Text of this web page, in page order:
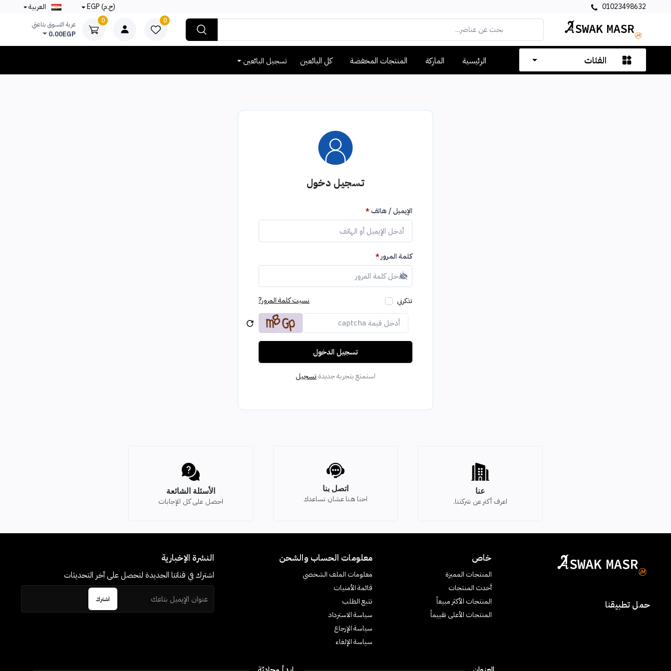
01023498632 (ج.م) EGP العربية
0
0 عربة التسوق بتاعتي
0.00EGP
الفئات الرئيسية الماركة المنتجات المخفضة كل البائعين تسجيل البائعين
تسجيل دخول
الإيميل / هاتف*
كلمة المرور*
عرض كلمة المرور
تذكرني نسيت كلمة المرور?
تسجيل الدخول
استمتع بتجربة جديدة تسجيل
عنا
اعرف أكتر عن شركتنا.
اتصل بنا
احنا هنا عشان نساعدك
الأسئلة الشائعة
احصل على كل الإجابات
حمل تطبيقنا
خاص
المنتجات المميزة
أحدث المنتجات
المنتجات الأكثر مبيعاً
المنتجات الأعلى تقييماً
معلومات الحساب والشحن
معلومات الملف الشخصي
قائمة الأمنيات
تتبع الطلب
سياسة الاسترداد
سياسة الإرجاع
سياسة الإلغاء
النشرة الإخبارية
اشترك في قناتنا الجديدة لتحصل على آخر التحديثات
اشترك